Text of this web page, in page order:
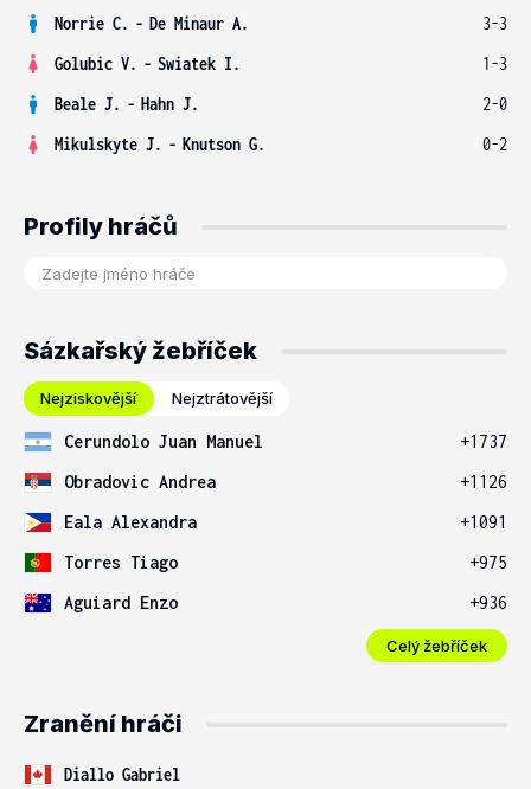
Norrie C. - De Minaur A.
3-3
Golubic V. - Swiatek I.
1-3
Beale J. - Hahn J.
2-0
Mikulskyte J. - Knutson G. 0-2
Profily hráčů
Sázkařský žebříček
Nejziskovější Nejztrátovější
Cerundolo Juan Manuel
+1737
Obradovic Andrea
+1126
Eala Alexandra
+1091
Torres Tiago
+975
Aguiard Enzo
+936
Celý žebříček
Zranění hráči
Diallo Gabriel